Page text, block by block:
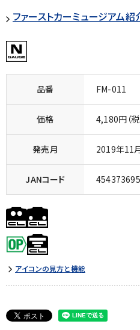
ファーストカーミュージアム紹
品番 FM-011
価格 4,180円（税
発売月 2019年11
JANコード
アイコンの見方と機能